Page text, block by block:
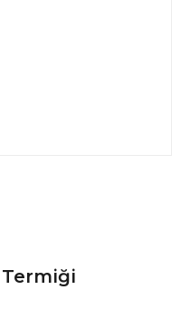
Termiği